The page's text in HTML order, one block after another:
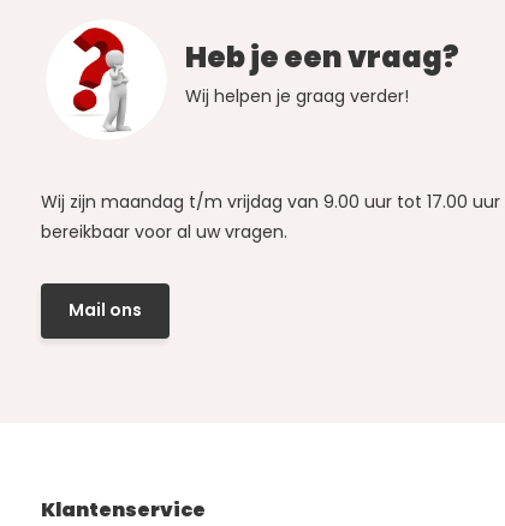
Heb je een vraag?
Wij helpen je graag verder!
Wij zijn maandag t/m vrijdag van 9.00 uur tot 17.00 uur
bereikbaar voor al uw vragen.
Mail ons
Klantenservice